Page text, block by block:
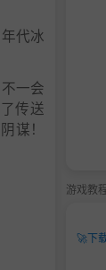
代冰
一会
传送
谋！
游戏教
🚀下